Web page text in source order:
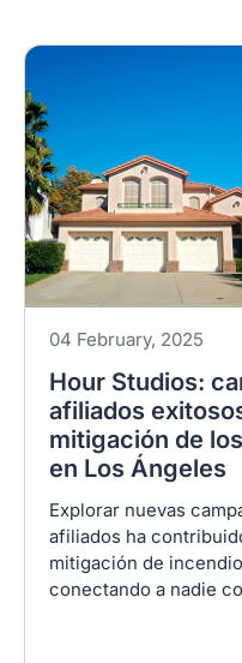
04 February, 2025
Hour Studios:
afiliados
mitigación de
en Los Ángeles
Explorar nuevas
afiliados ha
mitigación de
conectando a nadie